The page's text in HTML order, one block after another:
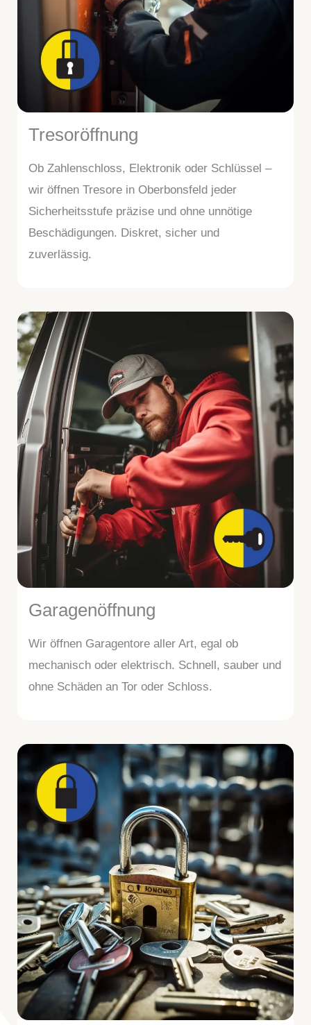
Tresoröffnung
Ob Zahlenschloss, Elektronik oder Schlüssel –
wir öffnen Tresore in Oberbonsfeld jeder
Sicherheitsstufe präzise und ohne unnötige
Beschädigungen. Diskret, sicher und
zuverlässig.
Garagenöffnung
Wir öffnen Garagentore aller Art, egal ob
mechanisch oder elektrisch. Schnell, sauber und
ohne Schäden an Tor oder Schloss.